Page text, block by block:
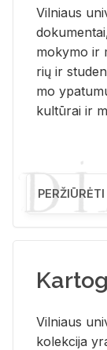
Vil­niaus
mo­ky­mo ir
rių ir
mo
kul­tū­rai ir
PERŽIŪRĖTI
Vil­niaus
ko­lek­ci­ja